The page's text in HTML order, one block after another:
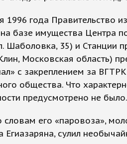
1996 года Правительство
базе имущества Центра
Шаболовка, 35) и Станции
Московская область)
с закреплением за
общества. Что
предусмотрено не было.
словам его «паровоза»,
сулил